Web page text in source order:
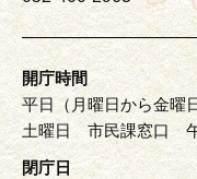
開庁時間
平日（月曜日から金
土曜日 市民課窓口
閉庁日